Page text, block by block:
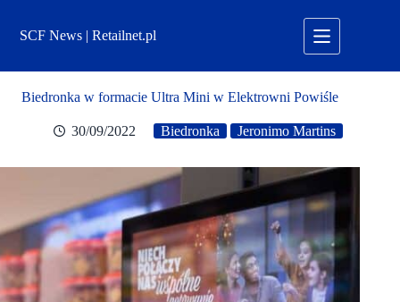
treściSCF News | Retailnet.pl
Biedronka w formacie Ultra Mini w Elektrowni Powiśle
30/09/2022 Biedronka Jeronimo Martins